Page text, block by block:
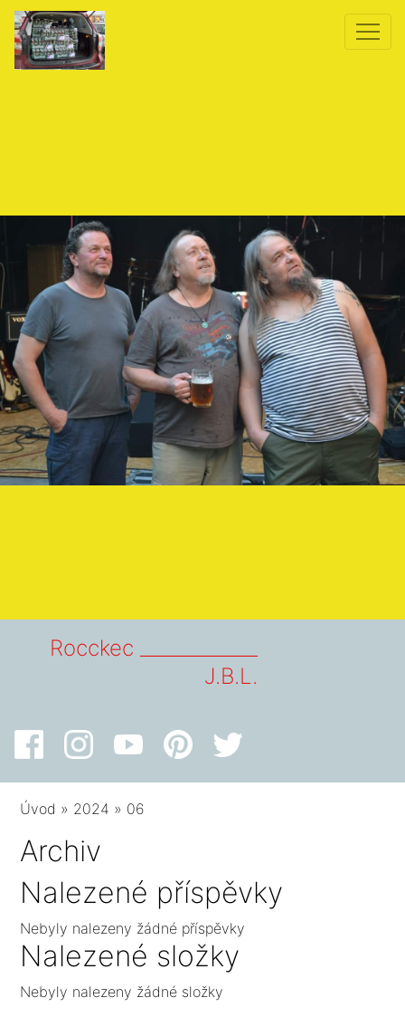
Rocckec _____________
J.B.L.
Úvod » 2024 » 06
Archiv
Nalezené příspěvky
Nebyly nalezeny žádné příspěvky
Nalezené složky
Nebyly nalezeny žádné složky